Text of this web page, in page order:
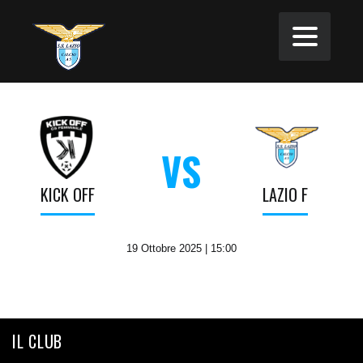
KICK OFF VS LAZIO F
19 Ottobre 2025 | 15:00
IL CLUB